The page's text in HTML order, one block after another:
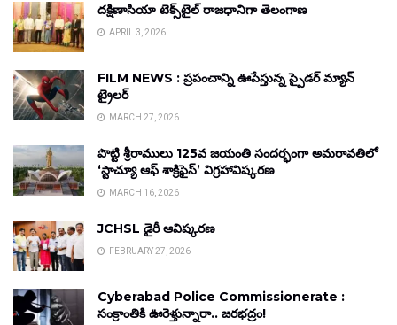
దక్షిణాసియా టెక్స్‌టైల్ రాజధానిగా తెలంగాణ
APRIL 3, 2026
FILM NEWS : ప్రపంచాన్ని ఊపేస్తున్న స్పైడర్ మ్యాన్
ట్రైలర్
MARCH 27, 2026
పొట్టి శ్రీరాములు 125వ జయంతి సందర్భంగా అమరావతిలో
‘స్టాచ్యూ ఆఫ్ శాక్రిఫైస్’ విగ్రహావిష్కరణ
MARCH 16, 2026
JCHSL డైరీ ఆవిష్కరణ
FEBRUARY 27, 2026
Cyberabad Police Commissionerate :
సంక్రాంతికి ఊరెళ్తున్నారా.. జరభద్రం!